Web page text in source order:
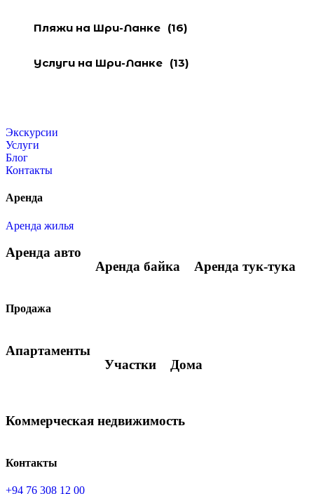
Пляжи на Шри-Ланке (16)
Услуги на Шри-Ланке (13)
Экскурсии
Услуги
Блог
Контакты
Аренда
Аренда жилья
Аренда авто
Аренда байка
Аренда тук-тука
Продажа
Апартаменты
Участки
Дома
Коммерческая недвижимость
Контакты
+94 76 308 12 00